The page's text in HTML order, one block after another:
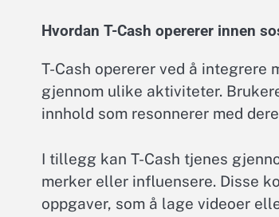
Hvordan T-Cash opererer innen
T-Cash opererer ved å integrere
gjennom ulike aktiviteter.
innhold som resonnerer med
I tillegg kan T-Cash tjenes
merker eller influensere. Disse
oppgaver, som å lage videoer